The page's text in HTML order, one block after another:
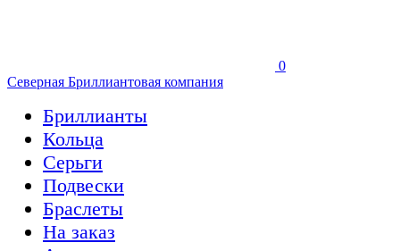
0
Северная Бриллиантовая компания
Бриллианты
Кольца
Серьги
Подвески
Браслеты
На заказ